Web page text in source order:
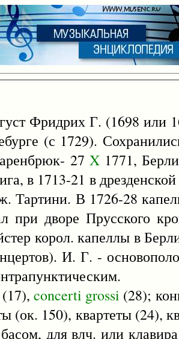
Фридрих Г. (1698
(с 1729).
27 X1771,
в 1713-21 в
В 1726-28
дворе Прусского
корол. капеллы в
И. Г. -
concerti grossi (28);
(ок. 150), квартеты (24),
для влч. или